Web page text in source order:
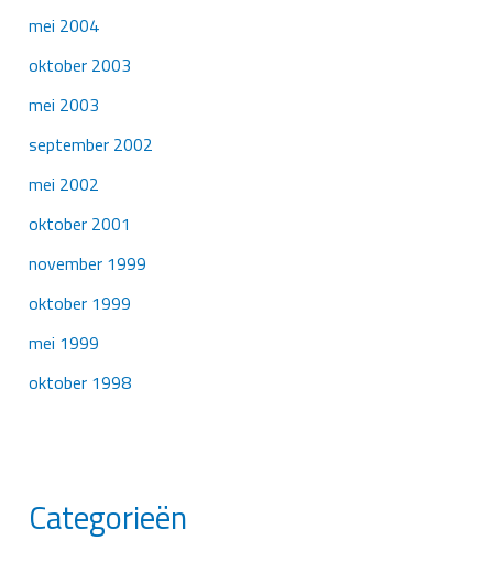
mei 2004
oktober 2003
mei 2003
september 2002
mei 2002
oktober 2001
november 1999
oktober 1999
mei 1999
oktober 1998
Categorieën